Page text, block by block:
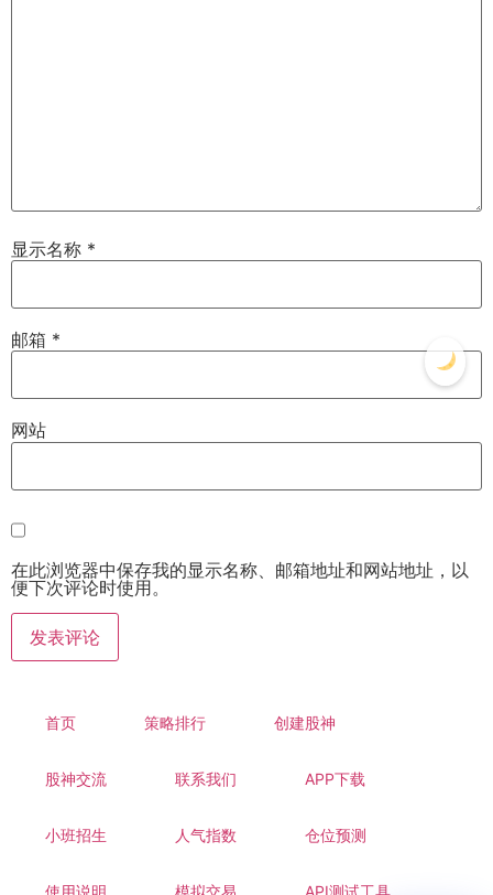
显示名称 *
邮箱 *
网站
在此浏览器中保存我的显示名称、邮箱地址和网站地址，以
便下次评论时使用。
首页 策略排行 创建股神
股神交流 联系我们 APP下载
小班招生 人气指数 仓位预测
使用说明 模拟交易 API测试工具